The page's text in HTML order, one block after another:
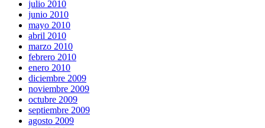
julio 2010
junio 2010
mayo 2010
abril 2010
marzo 2010
febrero 2010
enero 2010
diciembre 2009
noviembre 2009
octubre 2009
septiembre 2009
agosto 2009